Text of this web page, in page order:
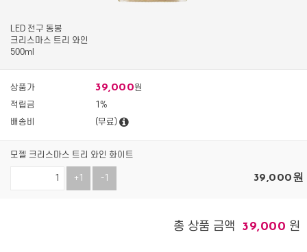
LED 전구 동봉
크리스마스 트리 와인
500ml
상품가 39,000원
적립금
1%
배송비
(무료)
모젤 크리스마스 트리 와인 화이트
+1 -1 39,000원
총 상품 금액 39,000 원